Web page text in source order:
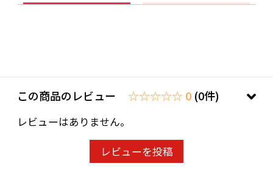
ページをご覧ください。
この商品のレビュー ☆☆☆☆☆ 0 (0件)
レビューはありません。
レビューを投稿